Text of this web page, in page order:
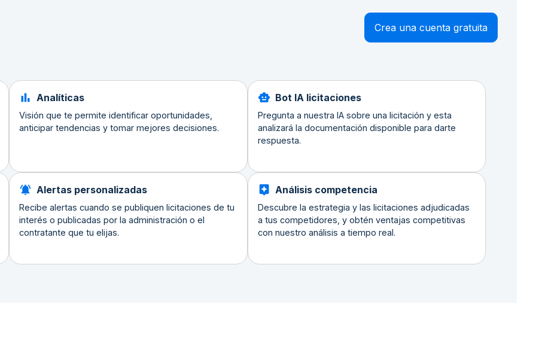
Crea una cuenta gratuita
Analíticas
Visión que te permite identificar oportunidades,
anticipar tendencias y tomar mejores decisiones.
Bot IA licitaciones
Pregunta a nuestra IA sobre una licitación y esta
analizará la documentación disponible para darte
respuesta.
Alertas personalizadas
Recibe alertas cuando se publiquen licitaciones de tu
interés o publicadas por la administración o el
contratante que tu elijas.
Análisis competencia
Descubre la estrategia y las licitaciones adjudicadas
a tus competidores, y obtén ventajas competitivas
con nuestro análisis a tiempo real.